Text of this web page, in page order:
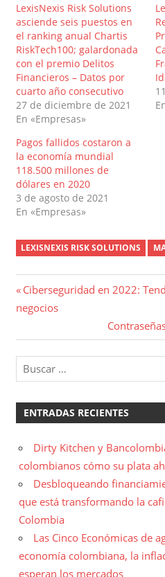
LexisNexis Risk Solutions
asciende seis puestos en
el ranking anual Chartis
RiskTech100; galardonada
con el premio Delitos
Financieros – Datos por
cuarto año consecutivo
27 de diciembre de 2021
En «Empresas»
Pagos fallidos costaron a
la economía mundial
118.500 millones de
dólares en 2020
3 de agosto de 2021
En «Empresas»
LEXISNEXIS RISK SOLUTIONS
Navegación
de
entradas
Entrada
anterior:
Ciberseguridad en 2022:
negocios
Entrada
siguiente:
ENTRADAS RECIENTES
Dirty Kitchen y
colombianos cómo su plata
Desbloqueando
que está transformando la
Colombia
Las Cinco Económicas de
economía colombiana, la
esperan los mercados